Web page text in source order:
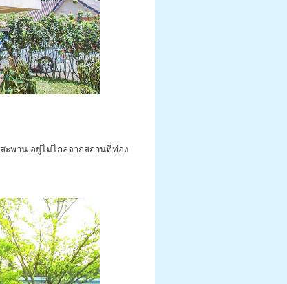
ะพาน อยู่ไม่ไกลจากสถานที่ท่อง